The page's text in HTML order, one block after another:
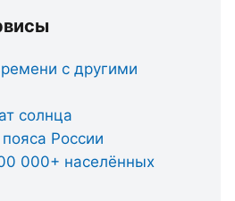
с другими
солнца
России
000+ населённых